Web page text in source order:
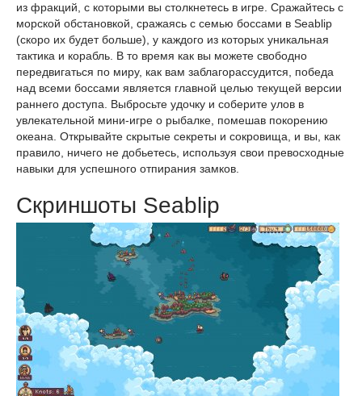
из фракций, с которыми вы столкнетесь в игре. Сражайтесь с
морской обстановкой, сражаясь с семью боссами в Seablip
(скоро их будет больше), у каждого из которых уникальная
тактика и корабль. В то время как вы можете свободно
передвигаться по миру, как вам заблагорассудится, победа
над всеми боссами является главной целью текущей версии
раннего доступа. Выбросьте удочку и соберите улов в
увлекательной мини-игре о рыбалке, помешав покорению
океана. Открывайте скрытые секреты и сокровища, и вы, как
правило, ничего не добьетесь, используя свои превосходные
навыки для успешного отпирания замков.
Скриншоты Seablip